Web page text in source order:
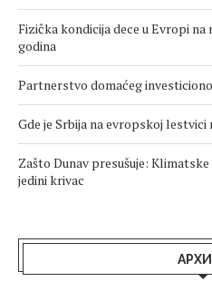
Fizička kondicija dece u Evropi na
godina
Partnerstvo domaćeg
Gde je Srbija na evropskoj lestvici
Zašto Dunav presušuje:
jedini krivac